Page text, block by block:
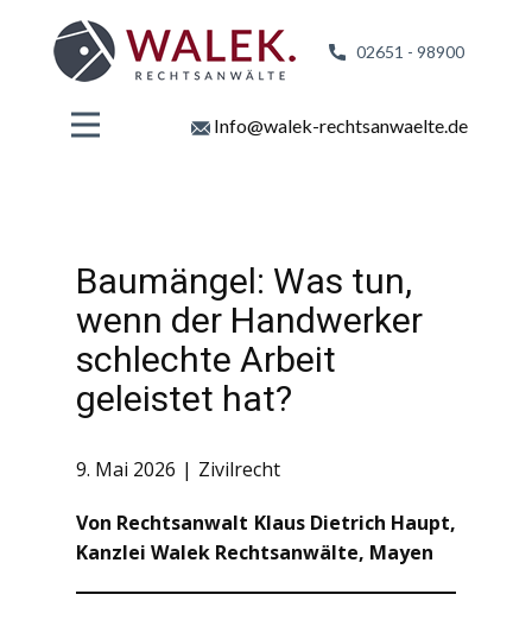
02651 - 98900
Info@walek-rechtsanwaelte.de
Baumängel: Was tun,
wenn der Handwerker
schlechte Arbeit
geleistet hat?
9. Mai 2026 Zivilrecht
Von Rechtsanwalt Klaus Dietrich Haupt,
Kanzlei Walek Rechtsanwälte, Mayen